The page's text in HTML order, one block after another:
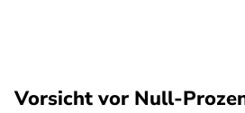
Vorsicht vor Null-